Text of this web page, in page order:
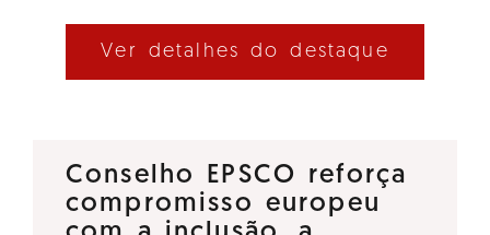
Ver detalhes do destaque
Conselho EPSCO reforça
compromisso europeu